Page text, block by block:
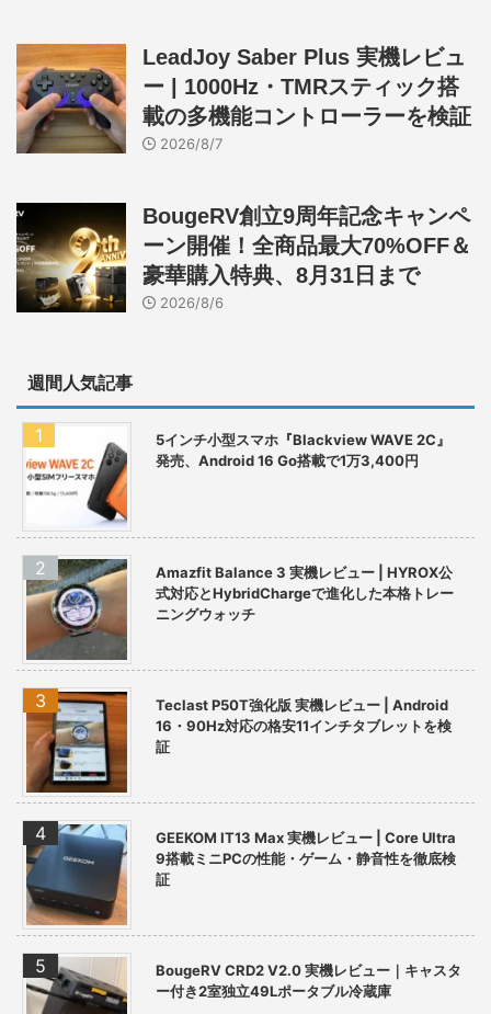
LeadJoy Saber Plus 実機レビュ
ー | 1000Hz・TMRスティック搭
載の多機能コントローラーを検証
2026/8/7
BougeRV創立9周年記念キャンペ
ーン開催！全商品最大70%OFF＆
豪華購入特典、8月31日まで
2026/8/6
週間人気記事
5インチ小型スマホ『Blackview WAVE 2C』
発売、Android 16 Go搭載で1万3,400円
Amazfit Balance 3 実機レビュー | HYROX公
式対応とHybridChargeで進化した本格トレー
ニングウォッチ
Teclast P50T強化版 実機レビュー | Android
16・90Hz対応の格安11インチタブレットを検
証
GEEKOM IT13 Max 実機レビュー | Core Ultra
9搭載ミニPCの性能・ゲーム・静音性を徹底検
証
BougeRV CRD2 V2.0 実機レビュー｜キャスタ
ー付き2室独立49Lポータブル冷蔵庫